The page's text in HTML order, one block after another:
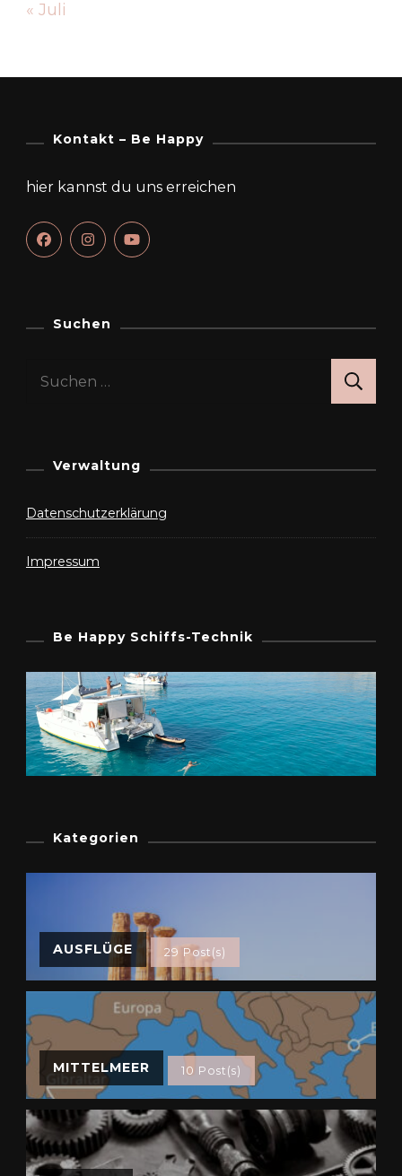
« Juli
Kontakt – Be Happy
hier kannst du uns erreichen
Suchen
Suchen
Verwaltung
Datenschutzerklärung
Impressum
Be Happy Schiffs-Technik
Kategorien
AUSFLÜGE 29 Post(s)
MITTELMEER 10 Post(s)